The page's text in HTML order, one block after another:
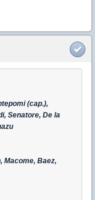
(cap.),
Senatore, De la
Macome, Baez,